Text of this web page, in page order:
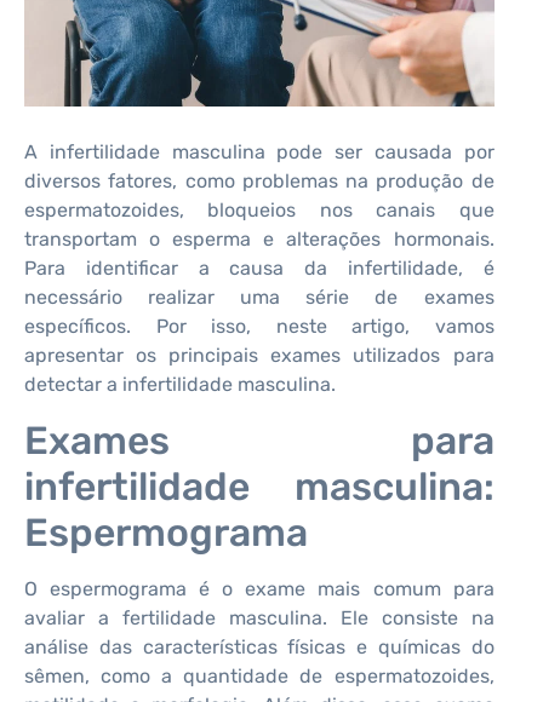
A infertilidade masculina pode ser causada por
diversos fatores, como problemas na produção de
espermatozoides, bloqueios nos canais que
transportam o esperma e alterações hormonais.
Para identificar a causa da infertilidade, é
necessário realizar uma série de exames
específicos. Por isso, neste artigo, vamos
apresentar os principais exames utilizados para
detectar a infertilidade masculina.
Exames para
infertilidade masculina:
Espermograma
O espermograma é o exame mais comum para
avaliar a fertilidade masculina. Ele consiste na
análise das características físicas e químicas do
sêmen, como a quantidade de espermatozoides,